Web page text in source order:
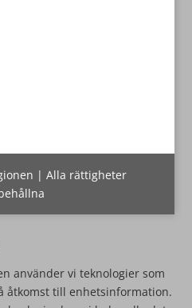
| Alla rättigheter
använder vi teknologier som
åtkomst till enhetsinformation.